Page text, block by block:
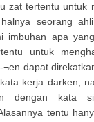
zat tertentu untuk
seorang
imbuhan apa
untuk
¬en dapat
kerja darken,
dengan kata
tentu